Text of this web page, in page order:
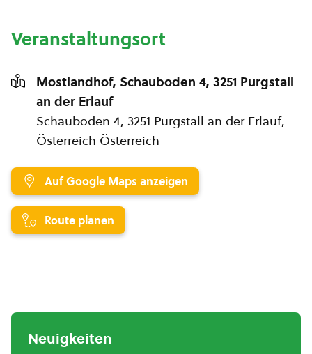
Veranstaltungsort
Mostlandhof, Schauboden 4, 3251 Purgstall
an der Erlauf
Schauboden 4, 3251 Purgstall an der Erlauf,
Österreich Österreich
Auf Google Maps anzeigen
Route planen
Neuigkeiten